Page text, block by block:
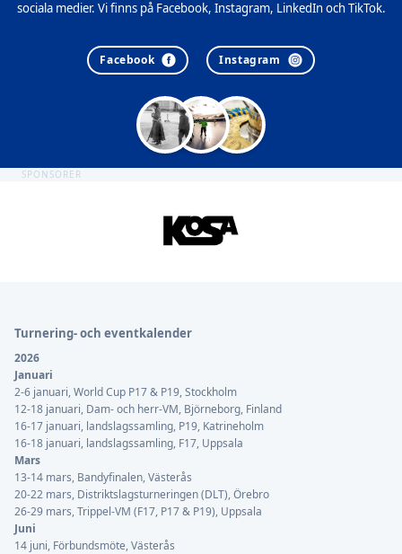
sociala medier. Vi finns på Facebook, Instagram, LinkedIn och TikTok.
Facebook Instagram
SPONSORER
Turnering- och eventkalender
2026
Januari
2-6 januari, World Cup P17 & P19, Stockholm
12-18 januari, Dam- och herr-VM, Björneborg, Finland
16-17 januari, landslagssamling, P19, Katrineholm
16-18 januari, landslagssamling, F17, Uppsala
Mars
13-14 mars, Bandyfinalen, Västerås
20-22 mars, Distriktslagsturneringen (DLT), Örebro
26-29 mars, Trippel-VM (F17, P17 & P19), Uppsala
Juni
14 juni, Förbundsmöte, Västerås